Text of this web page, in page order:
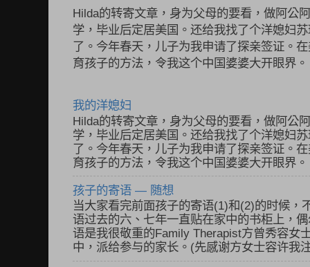
Hilda的转寄文章，身为父母的要看，做阿公
学，毕业后定居美国。还给我找了个洋媳妇
了。今年春天，儿子为我申请了探亲签证。
育孩子的方法，令我这个中国婆婆大开眼界
我的洋媳妇
Hilda的转寄文章，身为父母的要看，做阿公
学，毕业后定居美国。还给我找了个洋媳妇
了。今年春天，儿子为我申请了探亲签证。
育孩子的方法，令我这个中国婆婆大开眼界
孩子的寄语 — 随想
当大家看完前面孩子的寄语(1)和(2)的时候，
语过去的六、七年一直贴在家中的书柜上，
语是我很敬重的Family Therapist方曾秀容女
中，派给参与的家长。(先感谢方女士容许我